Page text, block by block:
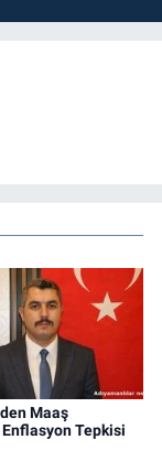
Maaş
Enflasyon Tepkisi